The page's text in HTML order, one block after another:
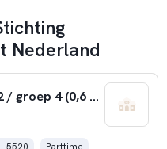
Nederland
Leerkracht vrijeschool klas 2 / groep 4 (0,6 fte)
5520 Parttime